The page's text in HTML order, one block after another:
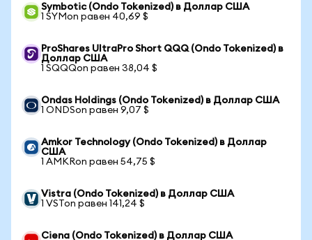
Symbotic (Ondo Tokenized) в Доллар США
1 SYMon равен 40,69 $
ProShares UltraPro Short QQQ (Ondo Tokenized) в
Доллар США
1 SQQQon равен 38,04 $
Ondas Holdings (Ondo Tokenized) в Доллар США
1 ONDSon равен 9,07 $
Amkor Technology (Ondo Tokenized) в Доллар
США
1 AMKRon равен 54,75 $
Vistra (Ondo Tokenized) в Доллар США
1 VSTon равен 141,24 $
Ciena (Ondo Tokenized) в Доллар США